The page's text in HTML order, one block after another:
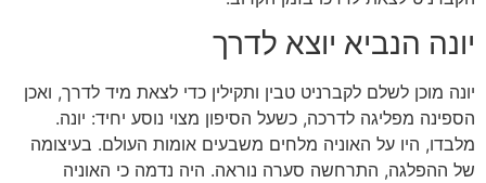
יונה הנביא יוצא לדרך
יונה מוכן לשלם לקברניט טבין ותקילין כדי לצאת מיד לדרך, ואכן
הספינה מפליגה לדרכה, כשעל הסיפון מצוי נוסע יחיד: יונה.
מלבדו, היו על האוניה מלחים משבעים אומות העולם. בעיצומה
של ההפלגה, התרחשה סערה נוראה. היה נדמה כי האוניה